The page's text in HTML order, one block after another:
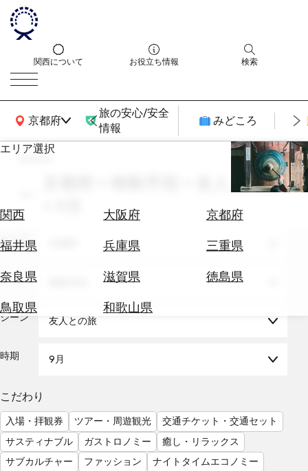
関西について お役立ち情報 検索
京都府
関西広域MAP
旅の安心/安全
情報
みどころ
エリア選択
関西 大阪府
京都府
福井県
兵庫県
三重県
奈良県
滋賀県
徳島県
鳥取県
和歌山県
エ
券
テ
を
る
気
を
見
る
search
京都府 × 移動手段 × 友人との旅
エリア
テーマ
シーン 友人との旅
時期 9月
こだわり
入場・拝観券 ツアー・周遊観光
交通チケット・交通セット
サスティナブル
ガストロノミー
癒し・リラックス
サブカルチャー
ファッション
ナイトタイムエコノミー